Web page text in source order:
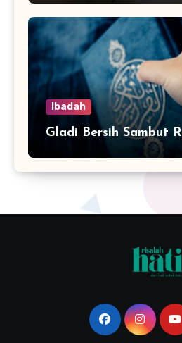
Ibadah
Gladi Bersih Sambut